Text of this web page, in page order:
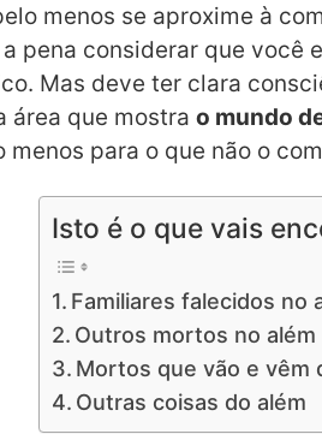
menos se aproxime à
pena considerar que você
Mas deve ter clara
área que mostra o mundo
menos para o que não o
Isto é o que vais
Familiares falecidos no
Outros mortos no além
Mortos que vão e vêm
Outras coisas do além